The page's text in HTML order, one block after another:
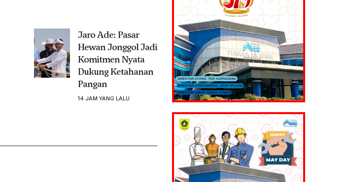
Jaro Ade: Pasar
Hewan Jonggol Jadi
Komitmen Nyata
Dukung Ketahanan
Pangan
14 JAM YANG LALU